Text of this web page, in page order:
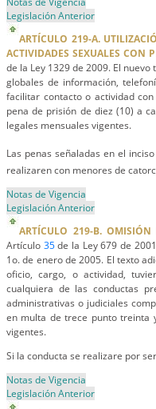
Legislación Anterior
ARTÍCULO 219-A.
ACTIVIDADES SEXUALES CON
de la Ley 1329 de 2009. El
globales de información,
facilitar contacto o actividad
pena de prisión de diez (10) a
legales mensuales vigentes.
Las penas señaladas en el
realizaren con menores de
Notas de Vigencia
Legislación Anterior
ARTÍCULO 219-B. OMISIÓN
Artículo 35de la Ley 679 de
1o. de enero de 2005. El texto
oficio, cargo, o actividad,
cualquiera de las conductas
administrativas o judiciales
en multa de trece punto treinta
vigentes.
Si la conducta se realizare por
Notas de Vigencia
Legislación Anterior